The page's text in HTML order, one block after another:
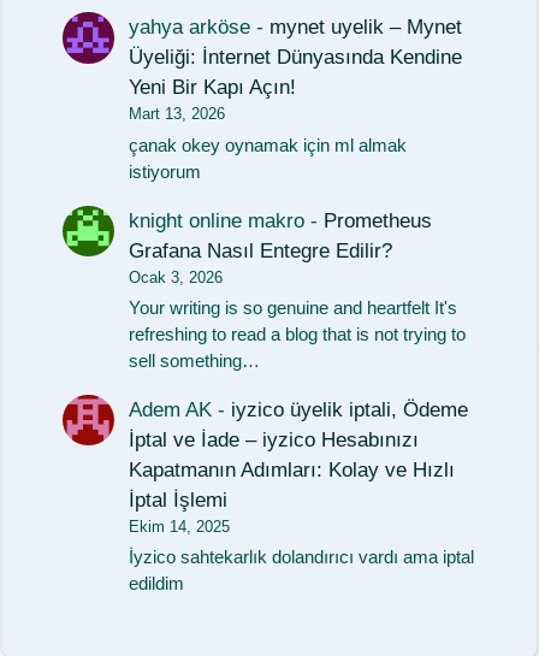
yahya arköse - mynet uyelik – Mynet
Üyeliği: İnternet Dünyasında Kendine
Yeni Bir Kapı Açın!
Mart 13, 2026
çanak okey oynamak için ml almak
istiyorum
knight online makro - Prometheus
Grafana Nasıl Entegre Edilir?
Ocak 3, 2026
Your writing is so genuine and heartfelt It's
refreshing to read a blog that is not trying to
sell something…
Adem AK - iyzico üyelik iptali, Ödeme
İptal ve İade – iyzico Hesabınızı
Kapatmanın Adımları: Kolay ve Hızlı
İptal İşlemi
Ekim 14, 2025
İyzico sahtekarlık dolandırıcı vardı ama iptal
edildim